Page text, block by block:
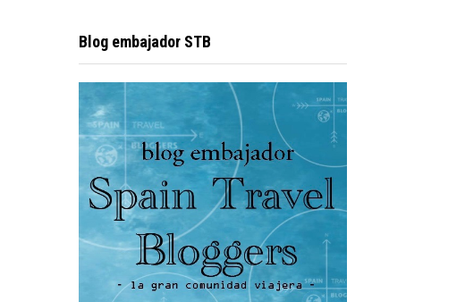
Blog embajador STB